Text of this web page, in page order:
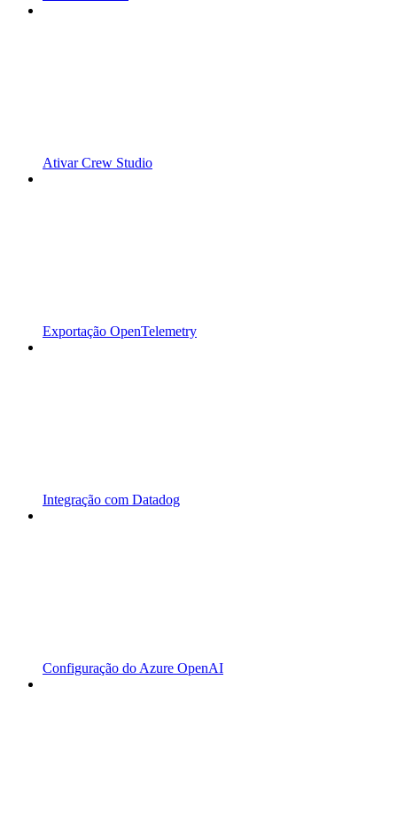
Ativar Crew Studio
Exportação OpenTelemetry
Integração com Datadog
Configuração do Azure OpenAI